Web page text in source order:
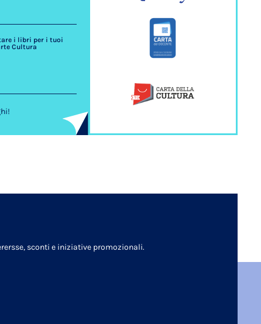
i libri per i tuoi
Cultura
sconti e iniziative promozionali.